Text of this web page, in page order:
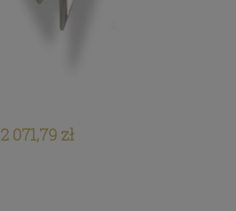
2 071,79 zł